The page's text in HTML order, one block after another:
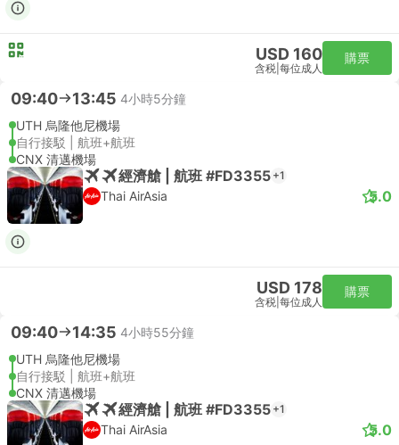
USD 160
含税 每位成人
購票
09:40 13:45 4小時5分鐘
UTH 烏隆他尼機場
自行接駁 | 航班+航班
CNX 清邁機場
經濟艙 | 航班 #FD3355 +1
Thai AirAsia 5.0
USD 178
含税 每位成人
購票
09:40 14:35 4小時55分鐘
UTH 烏隆他尼機場
自行接駁 | 航班+航班
CNX 清邁機場
經濟艙 | 航班 #FD3355 +1
Thai AirAsia 5.0